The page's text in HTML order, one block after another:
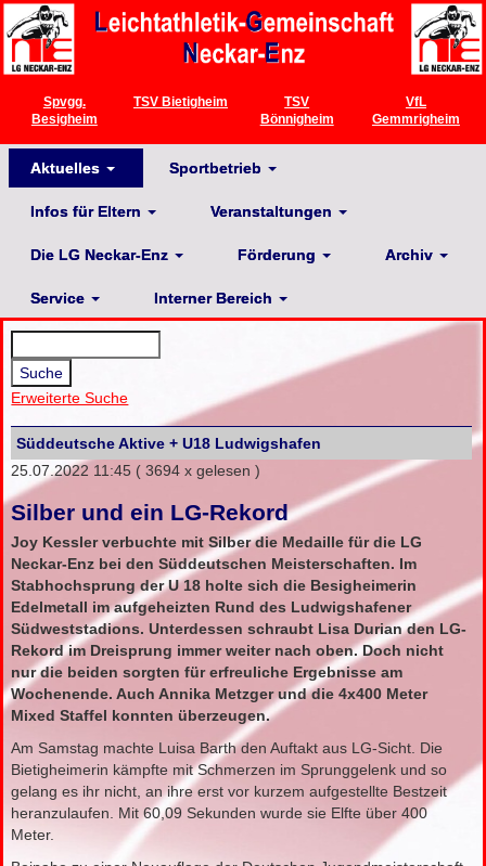
Spvgg.
Besigheim
TSV Bietigheim
TSV
Bönnigheim
VfL
Gemmrigheim
Aktuelles Sportbetrieb
Infos für Eltern Veranstaltungen
Die LG Neckar-Enz Förderung Archiv
Service Interner Bereich
Erweiterte Suche
Süddeutsche Aktive + U18 Ludwigshafen
25.07.2022 11:45 ( 3694 x gelesen )
Silber und ein LG-Rekord
Joy Kessler verbuchte mit Silber die Medaille für die LG
Neckar-Enz bei den Süddeutschen Meisterschaften. Im
Stabhochsprung der U 18 holte sich die Besigheimerin
Edelmetall im aufgeheizten Rund des Ludwigshafener
Südweststadions. Unterdessen schraubt Lisa Durian den LG-
Rekord im Dreisprung immer weiter nach oben. Doch nicht
nur die beiden sorgten für erfreuliche Ergebnisse am
Wochenende. Auch Annika Metzger und die 4x400 Meter
Mixed Staffel konnten überzeugen.
Am Samstag machte Luisa Barth den Auftakt aus LG-Sicht. Die
Bietigheimerin kämpfte mit Schmerzen im Sprunggelenk und so
gelang es ihr nicht, an ihre erst vor kurzem aufgestellte Bestzeit
heranzulaufen. Mit 60,09 Sekunden wurde sie Elfte über 400
Meter.